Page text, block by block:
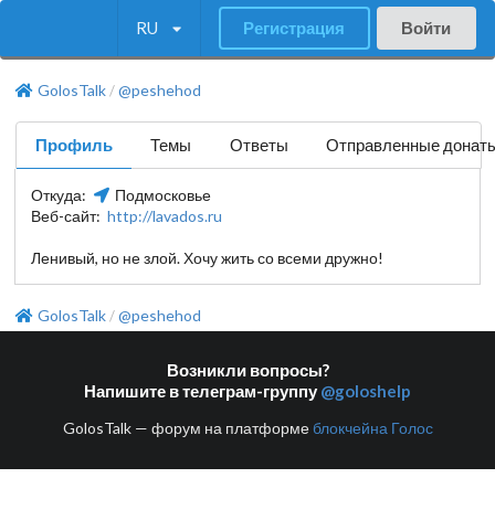
RU Регистрация Войти
GolosTalk/@peshehod
Профиль Темы Ответы Отправленные
Откуда:
Подмосковье
Веб-сайт: http://lavados.ru
Ленивый, но не злой. Хочу жить со всеми дружно!
GolosTalk/@peshehod
Возникли вопросы?
Напишите в телеграм-группу @goloshelp
GolosTalk — форум на платформеблокчейна Голос